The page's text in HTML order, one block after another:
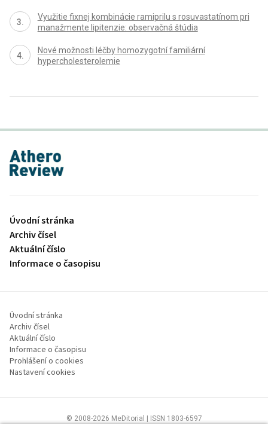
Využitie fixnej kombinácie ramiprilu s rosuvastatínom pri
manažmente lipitenzie: observačná štúdia
Nové možnosti léčby homozygotní familiární
hypercholesterolemie
proLékaře.cz
Úvodní stránka
Archiv čísel
Aktuální číslo
Informace o časopisu
Úvodní stránka
Archiv čísel
Aktuální číslo
Informace o časopisu
Prohlášení o cookies
Nastavení cookies
© 2008-2026 MeDitorial | ISSN 1803-6597